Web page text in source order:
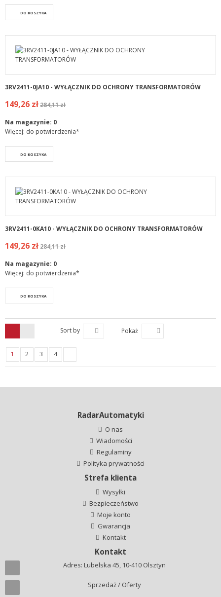
DO KOSZYKA
3RV2411-0JA10 - WYŁĄCZNIK DO OCHRONY TRANSFORMATORÓW
149,26 zł284,11 zł
Na magazynie: 0
Więcej: do potwierdzenia*
DO KOSZYKA
3RV2411-0KA10 - WYŁĄCZNIK DO OCHRONY TRANSFORMATORÓW
149,26 zł284,11 zł
Na magazynie: 0
Więcej: do potwierdzenia*
DO KOSZYKA
Sort by Pokaż
1 2 3 4
RadarAutomatyki
O nas
Wiadomości
Regulaminy
Polityka prywatności
Strefa klienta
Wysyłki
Bezpieczeństwo
Moje konto
Gwarancja
Kontakt
Kontakt
Adres: Lubelska 45, 10-410 Olsztyn
Sprzedaż / Oferty